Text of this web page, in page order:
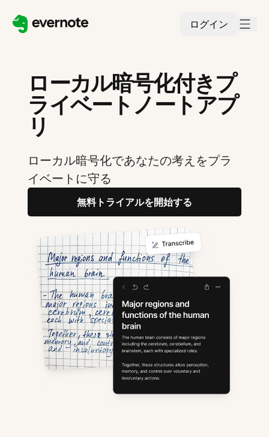
ログイン
ローカル暗号化付きプ
ライベートノートアプ
リ
ローカル暗号化であなたの考えをプラ
イベートに守る
無料トライアルを開始する